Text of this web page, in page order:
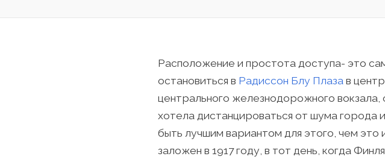
Расположение и простота доступа- это
остановиться в Радиссон Блу Плазав
центрального железнодорожного
хотела дистанцироваться от шума города
быть лучшим вариантом для этого, чем
заложен в 1917 году, в тот день, когда